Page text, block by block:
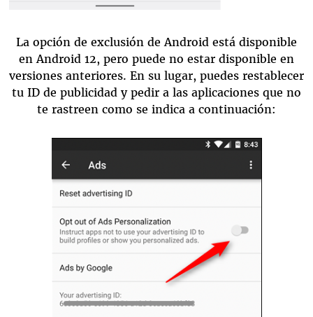
La opción de exclusión de Android está disponible
en Android 12, pero puede no estar disponible en
versiones anteriores. En su lugar, puedes restablecer
tu ID de publicidad y pedir a las aplicaciones que no
te rastreen como se indica a continuación: